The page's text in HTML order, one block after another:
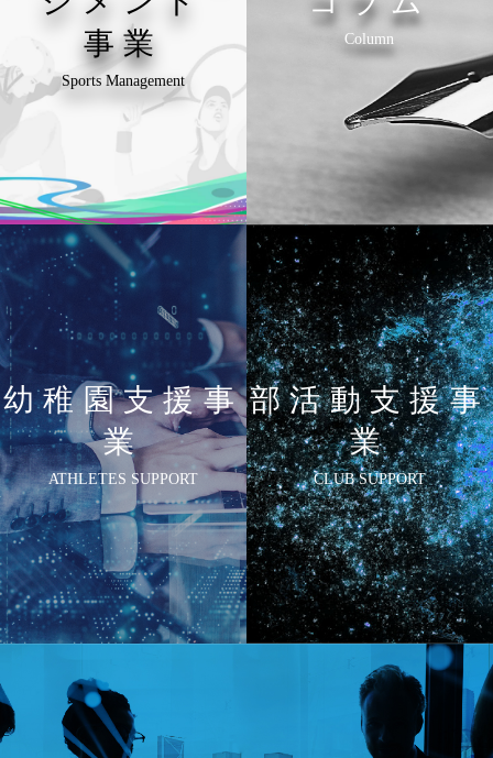
事業
Sports Management
Column
幼稚園支援事
業
ATHLETES SUPPORT
部活動支援事
業
CLUB SUPPORT